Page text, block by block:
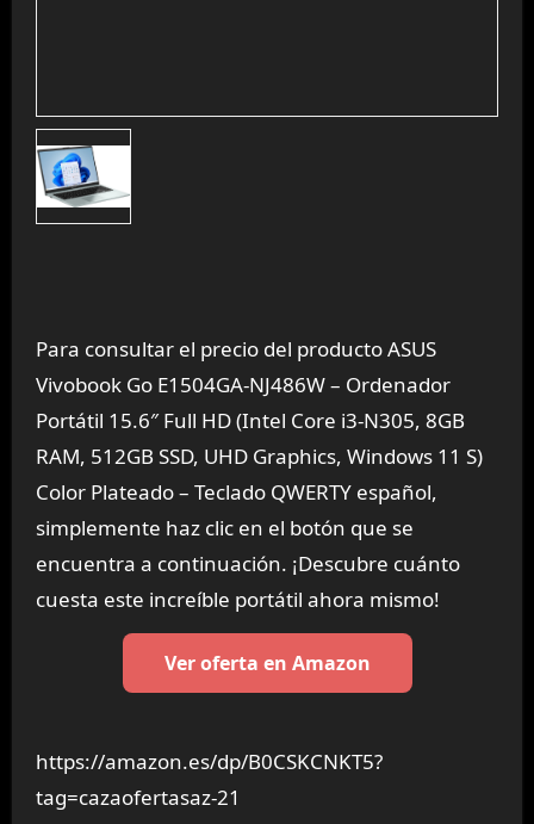
Para consultar el precio del producto ASUS
Vivobook Go E1504GA-NJ486W – Ordenador
Portátil 15.6″ Full HD (Intel Core i3-N305, 8GB
RAM, 512GB SSD, UHD Graphics, Windows 11 S)
Color Plateado – Teclado QWERTY español,
simplemente haz clic en el botón que se
encuentra a continuación. ¡Descubre cuánto
cuesta este increíble portátil ahora mismo!
Ver oferta en Amazon
https://amazon.es/dp/B0CSKCNKT5?
tag=cazaofertasaz-21